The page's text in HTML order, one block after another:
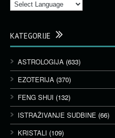
KATEGORIJE
ASTROLOGIJA (633)
EZOTERIJA (370)
FENG SHUI (132)
ISTRAŽIVANJE SUDBINE (66)
KRISTALI (109)